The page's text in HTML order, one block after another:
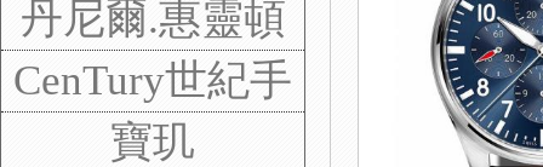
丹尼爾.惠靈頓
CenTury世紀手
錶
寶玑